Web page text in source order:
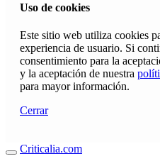
Uso de cookies
Este sitio web utiliza cookies
experiencia de usuario. Si
consentimiento para la
y la aceptación de nuestra
para mayor información.
Cerrar
Criticalia.com